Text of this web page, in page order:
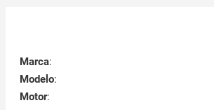
Marca:
Modelo:
Motor: